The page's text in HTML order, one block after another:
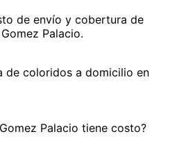
de envío y cobertura de
Palacio.
de coloridos a domicilio en
Palacio tiene costo?